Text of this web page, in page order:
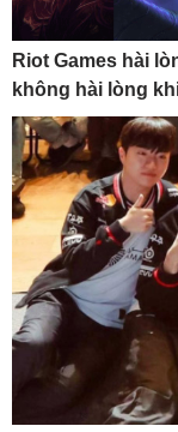
Riot Games hài
không hài lòng